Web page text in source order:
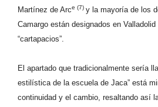
Martínez de Arce (7) y la mayoría de los
Camargo están designados en Valladolid
“cartapacios”.
El apartado que tradicionalmente sería
estilística de la escuela de Jaca” está
continuidad y el cambio, resaltando así